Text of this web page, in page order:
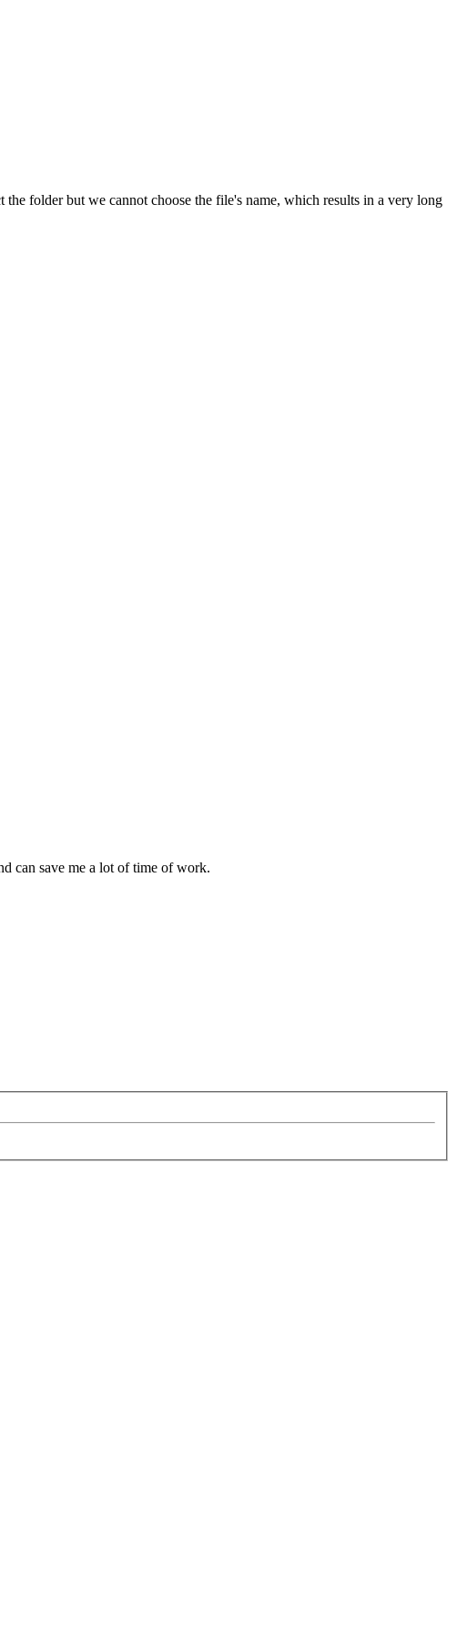
folder but we cannot choose the file's name, which results in a very long
can save me a lot of time of work.